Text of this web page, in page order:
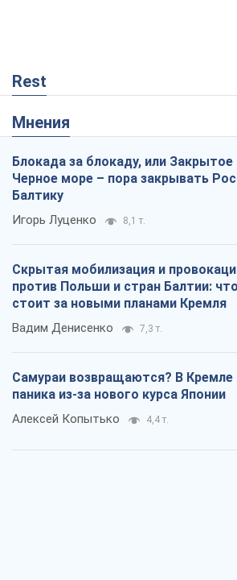
Rest
Мнения
Блокада за блокаду, или Закрытое
Черное море – пора закрывать
Балтику
Игорь Луценко 8,1 т.
Скрытая мобилизация и
против Польши и стран Балтии: что
стоит за новыми планами Кремля
Вадим Денисенко 7,3 т.
Самураи возвращаются? В Кремле
паника из-за нового курса Японии
Алексей Копытько 4,4 т.